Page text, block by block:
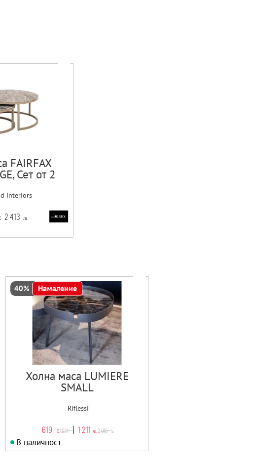
FAIRFAX
Сет от 2
Interiors
2 413 лв.
40% Намаление
Холна маса LUMIERE
SMALL
Riflessi
619 €1 031 € 1 211 лв.2 016 лв.
В наличност